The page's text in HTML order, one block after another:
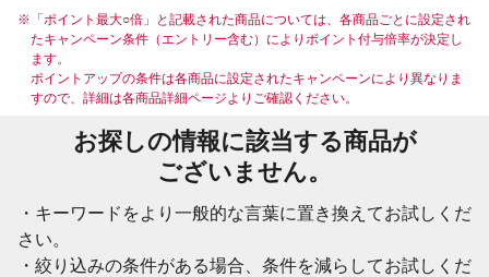
※ 「ポイント最大○倍」と記載された商品については、各商品ごとに設定され
たキャンペーン条件（エントリー含む）によりポイント付与倍率が決定し
ます。
ポイントアップの条件は各商品に設定されたキャンペーンにより異なりま
すので、詳細は各商品詳細ページよりご確認ください。
お探しの情報に該当する商品が
ございません。
・キーワードをより一般的な言葉に置き換えてお試しくだ
さい。
・絞り込みの条件がある場合、条件を減らしてお試しくだ